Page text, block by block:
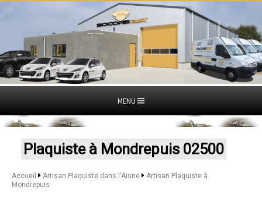
MENU
Plaquiste à Mondrepuis 02500
Accueil Artisan Plaquiste dans l'Aisne
Artisan Plaquiste à
Mondrepuis